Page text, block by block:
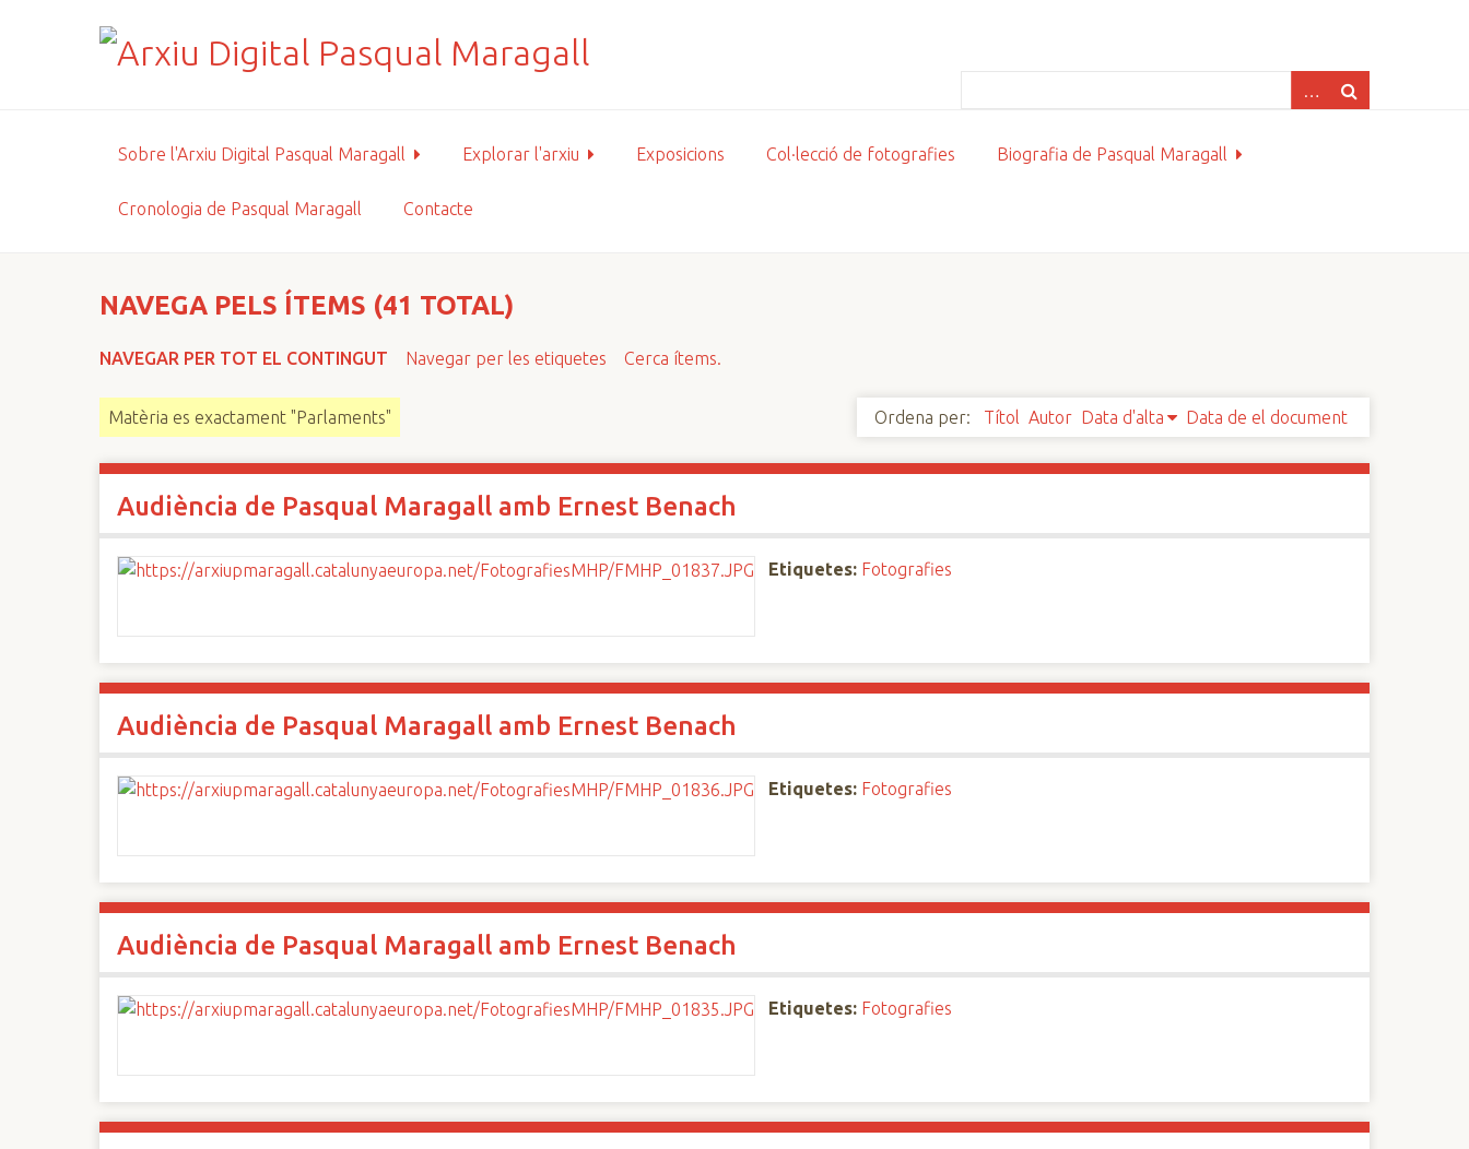
Sobre l'Arxiu Digital Pasqual Maragall Explorar l'arxiu Exposicions Col·lecció de fotografies Biografia de Pasqual Maragall
Cronologia de Pasqual Maragall Contacte
NAVEGA PELS ÍTEMS (41 TOTAL)
NAVEGAR PER TOT EL CONTINGUT Navegar per les etiquetes Cerca ítems.
Matèria es exactament "Parlaments" Ordena per: Títol Autor Data d'alta Data de el document
Audiència de Pasqual Maragall amb Ernest Benach
Etiquetes: Fotografies
Audiència de Pasqual Maragall amb Ernest Benach
Etiquetes: Fotografies
Audiència de Pasqual Maragall amb Ernest Benach
Etiquetes: Fotografies